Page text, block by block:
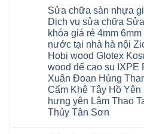
Phụ
Phú
Thọ
Lào
Tuyên
Quang
tpHCM
Đà
Nẵng
Gia
Phú
Thọ
Phòng
Sóc
Sơn
Ninh
Bình
Hưng
Yên
Hải
Phòng
Thái
Bình
Hưng
Yên
Hà
Đông
Hạ
Long
nhà
sinh
giá
tpHCM
Thanh
Bắc
Ninh
Ninh
Bình
Đà
Nẵng
Quảng
bình
luận
ở
Thợ
sửa
sàn
nhựa
thợ
sửa
sàn
nhà
sửa
sàn
Sửa chữa sàn nhựa
Dịch vụ sửa chữa
khóa giá rẻ 4mm
nước tại nhà hà nội
Hobi wood Glotex
wood đế cao su IXPE
Xuân Đoan Hùng
Cẩm Khê Tây Hồ
hưng yên Lâm Thao
Thủy Tân Sơn